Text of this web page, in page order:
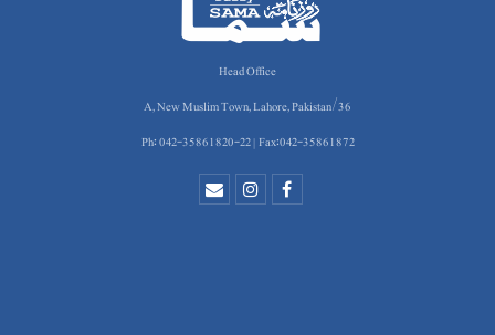
Head Office
36/A, New Muslim Town, Lahore, Pakistan
Ph: 042-35861820-22 | Fax:042-35861872